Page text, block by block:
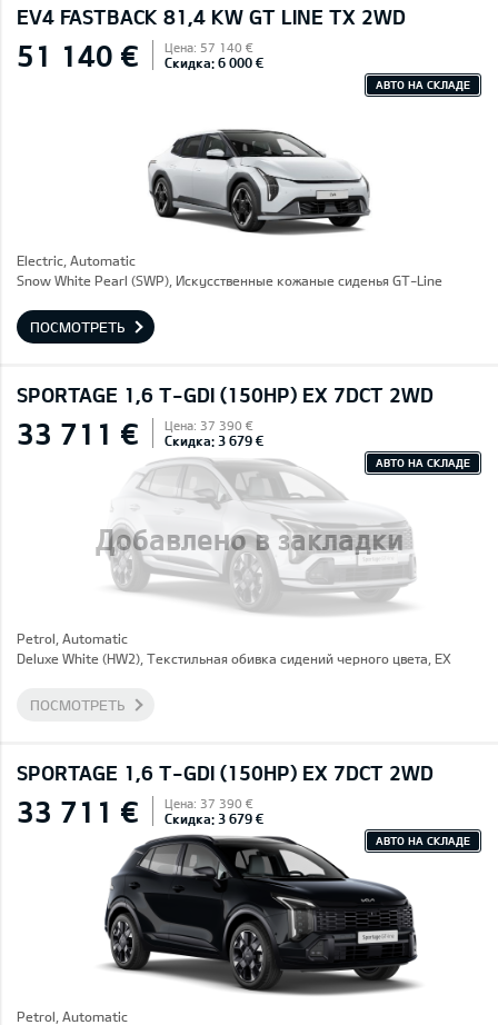
EV4 FASTBACK 81,4 KW GT LINE TX 2WD
51 140 € Цена: 57 140 €
Скидка: 6 000 €
АВТО НА СКЛАДЕ
Electric, Automatic
Snow White Pearl (SWP), Искусственные кожаные сиденья GT-Line
ПОСМОТРЕТЬ
SPORTAGE 1,6 T-GDI (150HP) EX 7DCT 2WD
Добавлено в закладки
33 711 € Цена: 37 390 €
Скидка: 3 679 €
АВТО НА СКЛАДЕ
Petrol, Automatic
Deluxe White (HW2), Текстильная обивка сидений черного цвета, EX
ПОСМОТРЕТЬ
SPORTAGE 1,6 T-GDI (150HP) EX 7DCT 2WD
33 711 € Цена: 37 390 €
Скидка: 3 679 €
АВТО НА СКЛАДЕ
Petrol, Automatic